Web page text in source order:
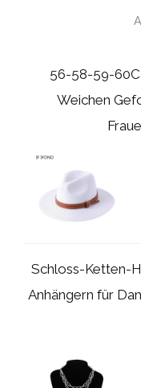
56-58-59-
Weichen
Schloss-Ketten-
Anhängern für